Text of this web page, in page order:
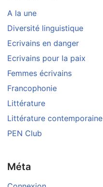
A la une
Diversité linguistique
Ecrivains en danger
Ecrivains pour la paix
Femmes écrivains
Francophonie
Littérature
Littérature contemporaine
PEN Club
Méta